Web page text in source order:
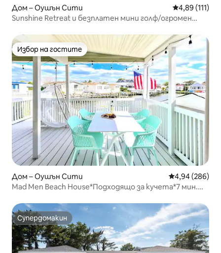
Дом – Оушън Сити Средна
4,89 (111)
Sunshine Retreat и безплатен мини голф/огромен
Избор на гостите
Избор на гостите
Дом – Оушън Сити Средна
4,94 (286)
Mad Men Beach House*Подходящо за кучета*7 мин.
кей*РАБОТНО МЯСТО*Ново легло
Супердомакин
Супердомакин